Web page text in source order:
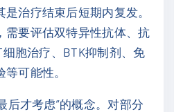
治疗结束后短期内复发。
需要评估双特异性抗体、抗
胞治疗、BTK抑制剂、免
可能性。
后才考虑”的概念。对部分